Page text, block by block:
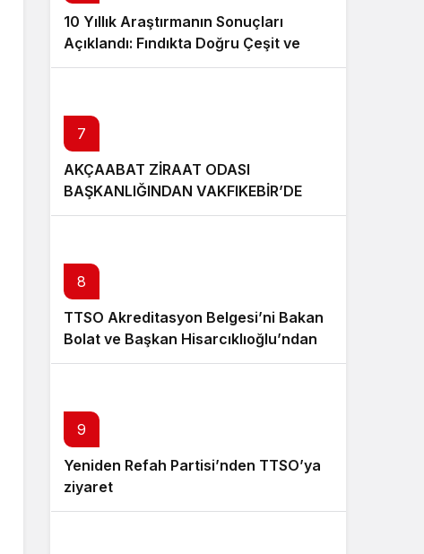
10 Yıllık Araştırmanın Sonuçları
Açıklandı: Fındıkta Doğru Çeşit ve
Rakım Belirlendi
7
AKÇAABAT ZİRAAT ODASI
BAŞKANLIĞINDAN VAKFIKEBİR’DE
FINDIKTA BAHÇE GÜNÜ ETKİNLİĞİNE
8
TTSO Akreditasyon Belgesi’ni Bakan
Bolat ve Başkan Hisarcıklıoğlu’ndan
aldı
9
Yeniden Refah Partisi’nden TTSO’ya
ziyaret